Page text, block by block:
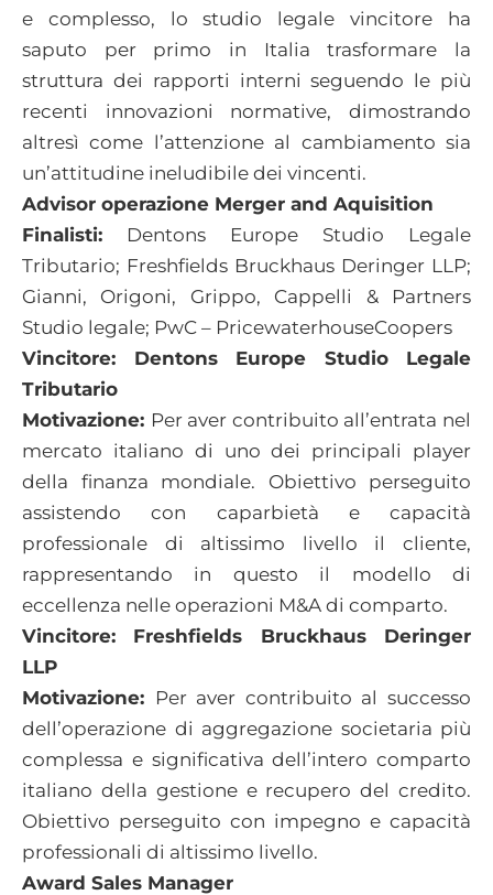
e complesso, lo studio legale vincitore ha
saputo per primo in Italia trasformare la
struttura dei rapporti interni seguendo le più
recenti innovazioni normative, dimostrando
altresì come l’attenzione al cambiamento sia
un’attitudine ineludibile dei vincenti.
Advisor operazione Merger and Aquisition
Finalisti: Dentons Europe Studio Legale
Tributario; Freshfields Bruckhaus Deringer LLP;
Gianni, Origoni, Grippo, Cappelli & Partners
Studio legale; PwC – PricewaterhouseCoopers
Vincitore: Dentons Europe Studio Legale
Tributario
Motivazione: Per aver contribuito all’entrata nel
mercato italiano di uno dei principali player
della finanza mondiale. Obiettivo perseguito
assistendo con caparbietà e capacità
professionale di altissimo livello il cliente,
rappresentando in questo il modello di
eccellenza nelle operazioni M&A di comparto.
Vincitore: Freshfields Bruckhaus Deringer
LLP
Motivazione: Per aver contribuito al successo
dell’operazione di aggregazione societaria più
complessa e significativa dell’intero comparto
italiano della gestione e recupero del credito.
Obiettivo perseguito con impegno e capacità
professionali di altissimo livello.
Award Sales Manager